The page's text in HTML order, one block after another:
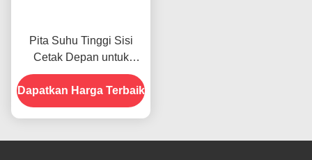
Pita Suhu Tinggi Sisi
Cetak Depan untuk
Produk Dalam Stok
Dapatkan Harga Terbaik